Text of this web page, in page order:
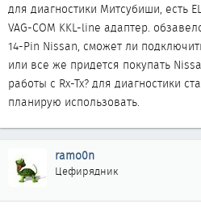
для диагностики Митсубиши, есть
VAG-COM KKL-line адаптер.
14-Pin Nissan, сможет ли
или все же придется покупать
работы с Rx-Tx? для диагностики
планирую использовать.
ramo0n
Цефирядник